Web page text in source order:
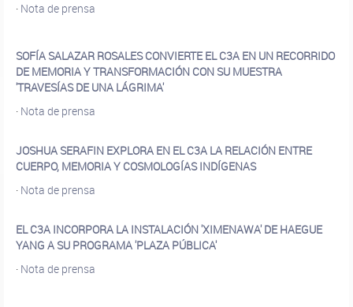
· Nota de prensa
SOFÍA SALAZAR ROSALES CONVIERTE EL C3A EN UN RECORRIDO
DE MEMORIA Y TRANSFORMACIÓN CON SU MUESTRA
'TRAVESÍAS DE UNA LÁGRIMA'
· Nota de prensa
JOSHUA SERAFIN EXPLORA EN EL C3A LA RELACIÓN ENTRE
CUERPO, MEMORIA Y COSMOLOGÍAS INDÍGENAS
· Nota de prensa
EL C3A INCORPORA LA INSTALACIÓN 'XIMENAWA' DE HAEGUE
YANG A SU PROGRAMA 'PLAZA PÚBLICA'
· Nota de prensa